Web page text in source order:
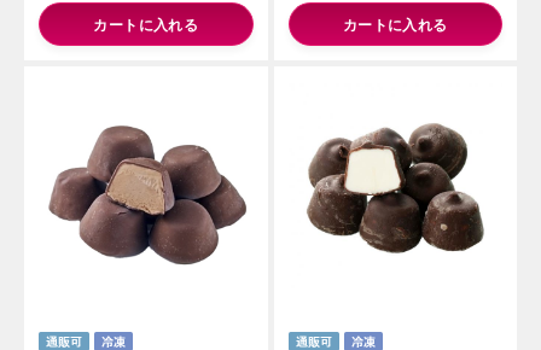
カートに入れる カートに入れる